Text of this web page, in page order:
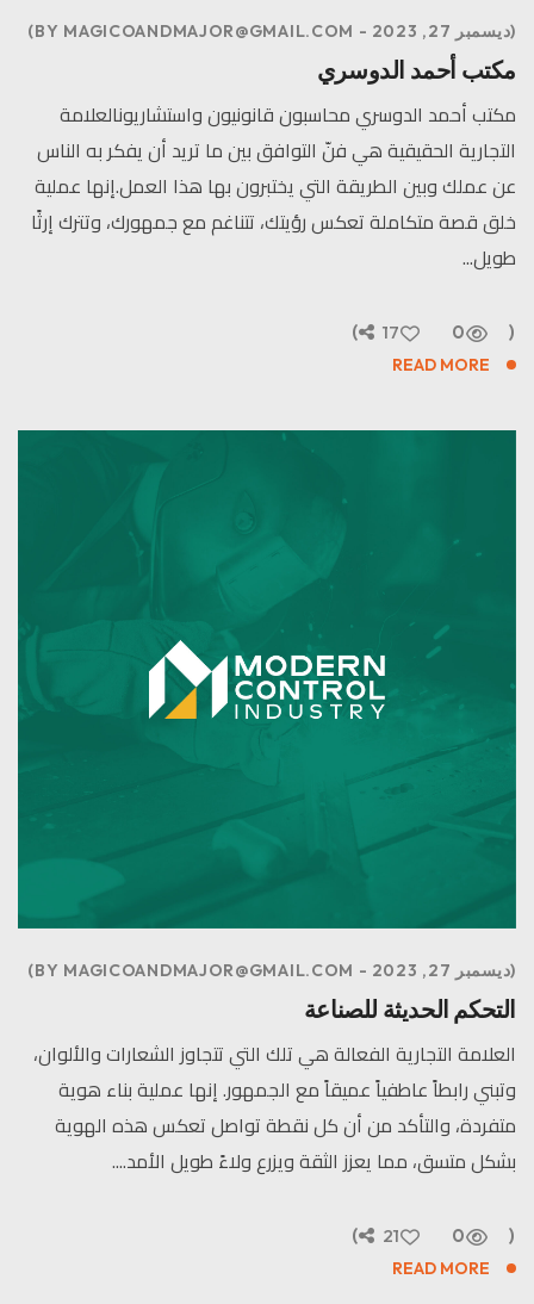
ديسمبر 27, 2023 BY MAGICOANDMAJOR@GMAIL.COM
مكتب أحمد الدوسري
مكتب أحمد الدوسري محاسبون قانونيون واستشاريونالعلامة
التجارية الحقيقية هي فنّ التوافق بين ما تريد أن يفكر به الناس
عن عملك وبين الطريقة التي يختبرون بها هذا العمل.إنها عملية
خلق قصة متكاملة تعكس رؤيتك، تتناغم مع جمهورك، وتترك إرثًا
طويل...
READ MORE
0
17
ديسمبر 27, 2023 BY MAGICOANDMAJOR@GMAIL.COM
التحكم الحديثة للصناعة
العلامة التجارية الفعالة هي تلك التي تتجاوز الشعارات والألوان،
وتبني رابطاً عاطفياً عميقاً مع الجمهور. إنها عملية بناء هوية
متفردة، والتأكد من أن كل نقطة تواصل تعكس هذه الهوية
بشكل متسق، مما يعزز الثقة ويزرع ولاءً طويل الأمد....
READ MORE
0
21